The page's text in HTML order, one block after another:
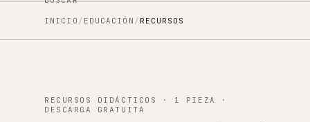
INICIO / EDUCACIÓN / RECURSOS
RECURSOS DIDÁCTICOS · 1 PIEZA ·
DESCARGA GRATUITA